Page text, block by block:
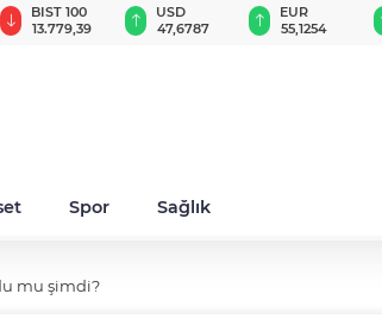
BIST 100
13.779,39
USD
47,6787
EUR
55,1254
Spor Sağlık
mu şimdi?